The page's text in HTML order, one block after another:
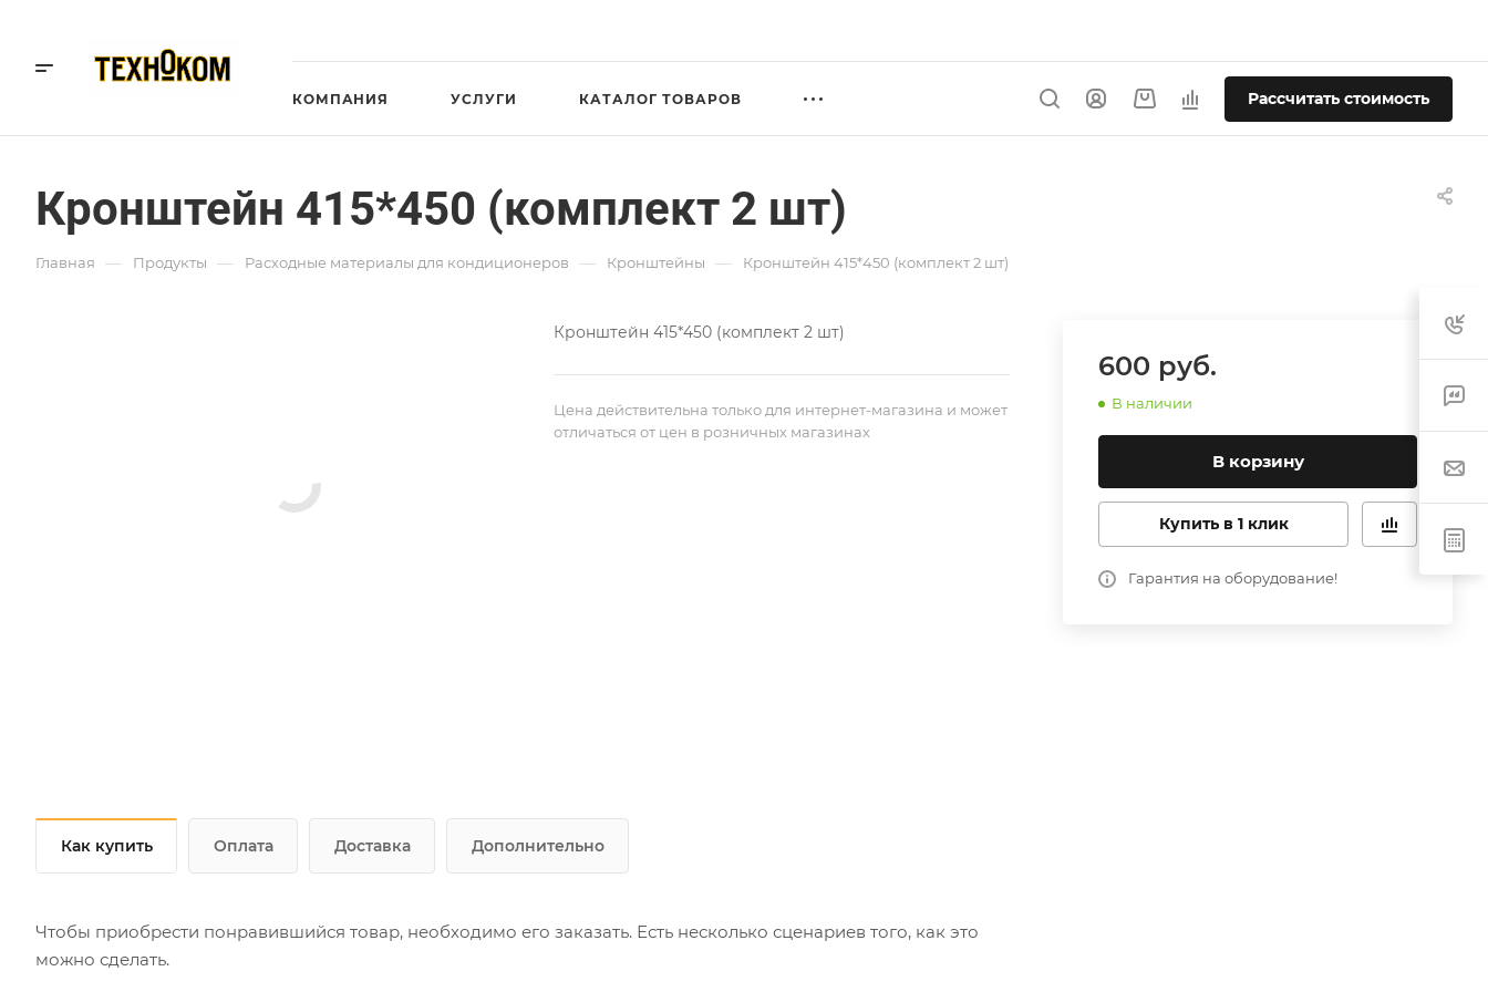
КОМПАНИЯ УСЛУГИ КАТАЛОГ ТОВАРОВ Рассчитать стоимость
Кронштейн 415*450 (комплект 2 шт)
Главная — Продукты — Расходные материалы для кондиционеров — Кронштейны — Кронштейн 415*450 (комплект 2 шт)
600 руб.
В наличии
В корзину
Купить в 1 клик
Гарантия на оборудование!
Кронштейн 415*450 (комплект 2 шт)
Цена действительна только для интернет-магазина и может
отличаться от цен в розничных магазинах
Как купить Оплата Доставка Дополнительно
Чтобы приобрести понравившийся товар, необходимо его заказать. Есть несколько сценариев того, как это
можно сделать.